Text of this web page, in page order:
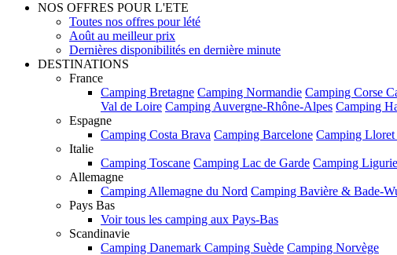
NOS OFFRES POUR L'ETE
Toutes nos offres pour lété
Août au meilleur prix
Dernières disponibilités en dernière minute
DESTINATIONS
France
Camping Bretagne Camping Normandie Camping Corse
Val de Loire Camping Auvergne-Rhône-Alpes Camping
Espagne
Camping Costa Brava Camping Barcelone Camping Lloret
Italie
Camping Toscane Camping Lac de Garde Camping Ligurie
Allemagne
Camping Allemagne du Nord Camping Bavière & Bade-
Pays Bas
Voir tous les camping aux Pays-Bas
Scandinavie
Camping Danemark Camping Suède Camping Norvège